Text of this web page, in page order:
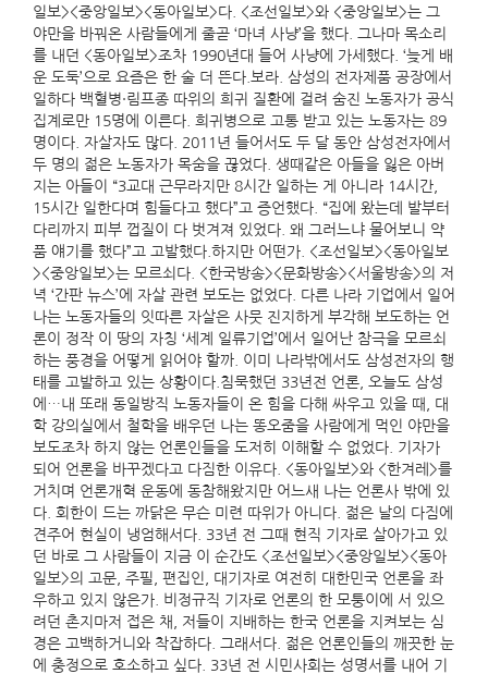
일보><중앙일보><동아일보>다. <조선일보>와 <중앙일보>는 그
야만을 바꿔온 사람들에게 줄곧 ‘마녀 사냥’을 했다. 그나마 목소리
를 내던 <동아일보>조차 1990년대 들어 사냥에 가세했다. ‘늦게 배
운 도둑’으로 요즘은 한 술 더 뜬다.보라. 삼성의 전자제품 공장에서
일하다 백혈병·림프종 따위의 희귀 질환에 걸려 숨진 노동자가 공식
집계로만 15명에 이른다. 희귀병으로 고통 받고 있는 노동자는 89
명이다. 자살자도 많다. 2011년 들어서도 두 달 동안 삼성전자에서
두 명의 젊은 노동자가 목숨을 끊었다. 생때같은 아들을 잃은 아버
지는 아들이 “3교대 근무라지만 8시간 일하는 게 아니라 14시간,
15시간 일한다며 힘들다고 했다”고 증언했다. “집에 왔는데 발부터
다리까지 피부 껍질이 다 벗겨져 있었다. 왜 그러느냐 물어보니 약
품 얘기를 했다”고 고발했다.하지만 어떤가. <조선일보><동아일보
><중앙일보>는 모르쇠다. <한국방송><문화방송><서울방송>의 저
녁 ‘간판 뉴스’에 자살 관련 보도는 없었다. 다른 나라 기업에서 일어
나는 노동자들의 잇따른 자살은 사뭇 진지하게 부각해 보도하는 언
론이 정작 이 땅의 자칭 ‘세계 일류기업’에서 일어난 참극을 모르쇠
하는 풍경을 어떻게 읽어야 할까. 이미 나라밖에서도 삼성전자의 행
태를 고발하고 있는 상황이다.침묵했던 33년전 언론, 오늘도 삼성
에…내 또래 동일방직 노동자들이 온 힘을 다해 싸우고 있을 때, 대
학 강의실에서 철학을 배우던 나는 똥오줌을 사람에게 먹인 야만을
보도조차 하지 않는 언론인들을 도저히 이해할 수 없었다. 기자가
되어 언론을 바꾸겠다고 다짐한 이유다. <동아일보>와 <한겨레>를
거치며 언론개혁 운동에 동참해왔지만 어느새 나는 언론사 밖에 있
다. 회한이 드는 까닭은 무슨 미련 따위가 아니다. 젊은 날의 다짐에
견주어 현실이 냉엄해서다. 33년 전 그때 현직 기자로 살아가고 있
던 바로 그 사람들이 지금 이 순간도 <조선일보><중앙일보><동아
일보>의 고문, 주필, 편집인, 대기자로 여전히 대한민국 언론을 좌
우하고 있지 않은가. 비정규직 기자로 언론의 한 모퉁이에 서 있으
려던 촌지마저 접은 채, 저들이 지배하는 한국 언론을 지켜보는 심
경은 고백하거니와 착잡하다. 그래서다. 젊은 언론인들의 깨끗한 눈
에 충정으로 호소하고 싶다. 33년 전 시민사회는 성명서를 내어 기